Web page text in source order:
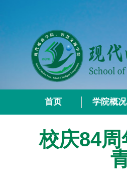
首页 学院概况
校庆84